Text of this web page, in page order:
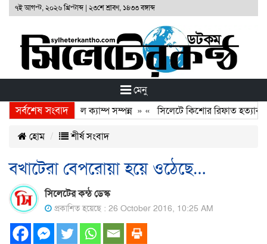
৭ই আগস্ট, ২০২৬ খ্রিস্টাব্দ| ২৩শে শ্রাবণ, ১৪৩৩ বঙ্গাব্দ
মেনু
সর্বশেষ সংবাদ
ফ্রি মেডিকেল ক্যাম্প সম্পন্ন» « সিলেটে কিশোর রিফাত
হোম শীর্ষ সংবাদ
বখাটেরা বেপরোয়া হয়ে ওঠেছে…
সিলেটের কন্ঠ ডেস্ক
প্রকাশিত হয়েছে : 26 October 2016, 10:25 AM